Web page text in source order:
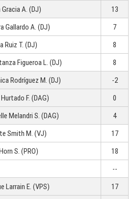
Gracia A. (DJ)
13
Gallardo A. (DJ)
7
Ruiz T. (DJ)
8
Figueroa L. (DJ)
8
Rodríguez M. (DJ)
-2
F. (DAG)
0
Melandri S. (DAG)
4
Smith M. (VJ)
17
S. (PRO)
18
--
Larrain E. (VPS)
17